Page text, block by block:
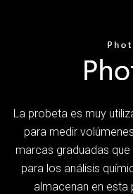
La probeta es muy
para medir
marcas graduadas
para los análisis
almacenan en esta